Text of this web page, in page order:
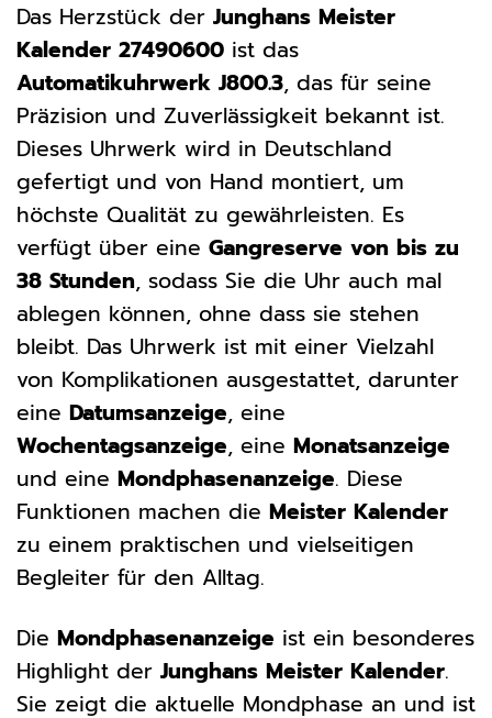
Das Herzstück der Junghans Meister
Kalender 27490600 ist das
Automatikuhrwerk J800.3, das für seine
Präzision und Zuverlässigkeit bekannt ist.
Dieses Uhrwerk wird in Deutschland
gefertigt und von Hand montiert, um
höchste Qualität zu gewährleisten. Es
verfügt über eine Gangreserve von bis zu
38 Stunden, sodass Sie die Uhr auch mal
ablegen können, ohne dass sie stehen
bleibt. Das Uhrwerk ist mit einer Vielzahl
von Komplikationen ausgestattet, darunter
eine Datumsanzeige, eine
Wochentagsanzeige, eine Monatsanzeige
und eine Mondphasenanzeige. Diese
Funktionen machen die Meister Kalender
zu einem praktischen und vielseitigen
Begleiter für den Alltag.
Die Mondphasenanzeige ist ein besonderes
Highlight der Junghans Meister Kalender.
Sie zeigt die aktuelle Mondphase an und ist